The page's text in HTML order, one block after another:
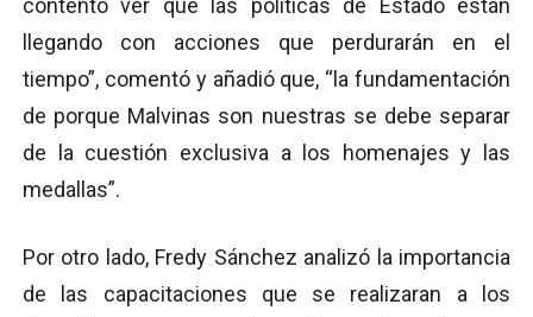
contento ver que las políticas de Estado están
llegando con acciones que perdurarán en el
tiempo”, comentó y añadió que, “la fundamentación
de porque Malvinas son nuestras se debe separar
de la cuestión exclusiva a los homenajes y las
medallas”.
Por otro lado, Fredy Sánchez analizó la importancia
de las capacitaciones que se realizaran a los